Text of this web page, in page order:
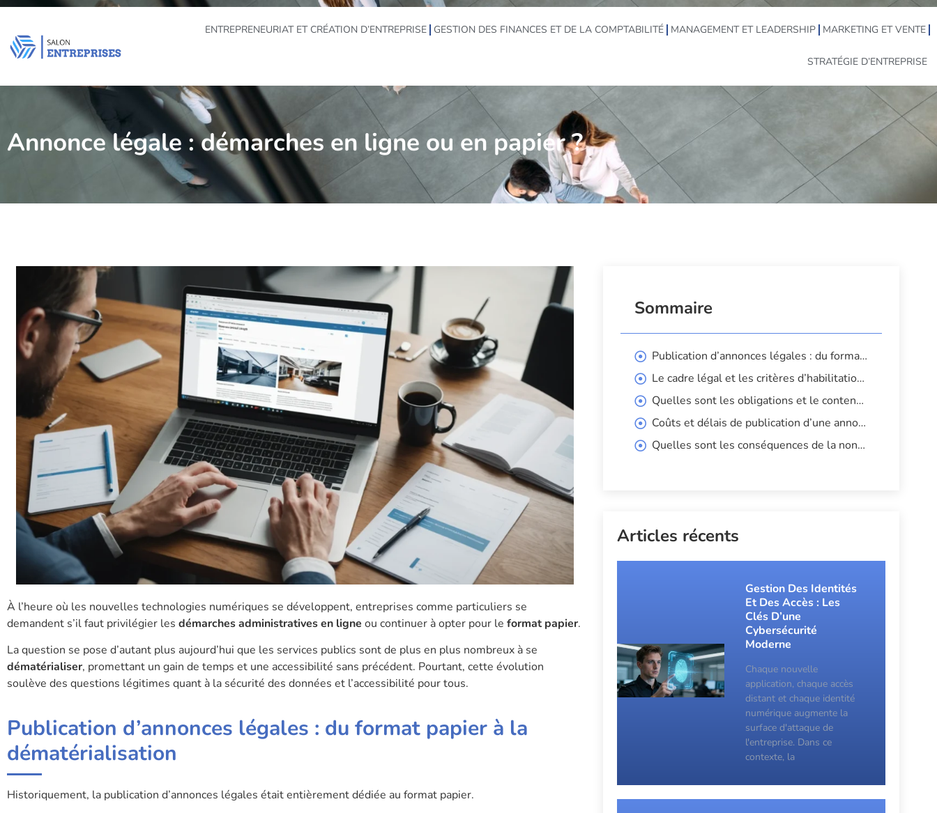
ENTREPRENEURIAT ET CRÉATION D’ENTREPRISE GESTION DES FINANCES ET DE LA COMPTABILITÉ MANAGEMENT ET LEADERSHIP MARKETING ET VENTE
STRATÉGIE D’ENTREPRISE
Annonce légale : démarches en ligne ou en papier ?
À l’heure où les nouvelles technologies numériques se développent, entreprises comme particuliers se
demandent s’il faut privilégier les démarches administratives en ligne ou continuer à opter pour le format papier.
La question se pose d’autant plus aujourd’hui que les services publics sont de plus en plus nombreux à se
dématérialiser, promettant un gain de temps et une accessibilité sans précédent. Pourtant, cette évolution
soulève des questions légitimes quant à la sécurité des données et l’accessibilité pour tous.
Publication d’annonces légales : du format papier à la
dématérialisation
Historiquement, la publication d’annonces légales était entièrement dédiée au format papier.
Sommaire
Publication d’annonces légales : du format papier à la dématérialisation
Le cadre légal et les critères d’habilitation des supports de publication
Quelles sont les obligations et le contenu à prévoir pour une annonce légale ?
Coûts et délais de publication d’une annonce légale : ce qu’il faut savoir
Quelles sont les conséquences de la non-publication d’une annonce légale ?
Articles récents
Gestion Des Identités
Et Des Accès : Les
Clés D’une
Cybersécurité
Moderne
Chaque nouvelle
application, chaque accès
distant et chaque identité
numérique augmente la
surface d'attaque de
l'entreprise. Dans ce
contexte, la